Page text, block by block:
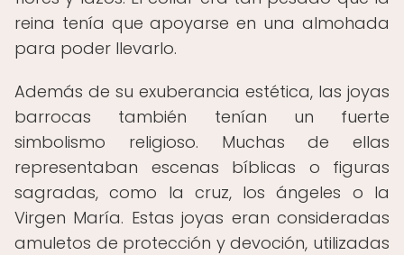
reina tenía que apoyarse en una almohada
para poder llevarlo.
Además de su exuberancia estética, las joyas
barrocas también tenían un fuerte
simbolismo religioso. Muchas de ellas
representaban escenas bíblicas o figuras
sagradas, como la cruz, los ángeles o la
Virgen María. Estas joyas eran consideradas
amuletos de protección y devoción, utilizadas